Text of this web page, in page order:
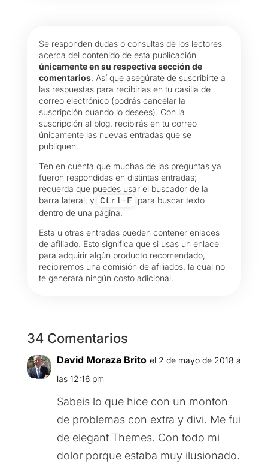
Se responden dudas o consultas de los lectores
acerca del contenido de esta publicación
únicamente en su respectiva sección de
comentarios. Así que asegúrate de suscribirte a
las respuestas para recibirlas en tu casilla de
correo electrónico (podrás cancelar la
suscripción cuando lo desees). Con la
suscripción al blog, recibirás en tu correo
únicamente las nuevas entradas que se
publiquen.
Ten en cuenta que muchas de las preguntas ya
fueron respondidas en distintas entradas;
recuerda que puedes usar el buscador de la
barra lateral, y Ctrl+F
para buscar texto
dentro de una página.
Esta u otras entradas pueden contener enlaces
de afiliado. Esto significa que si usas un enlace
para adquirir algún producto recomendado,
recibiremos una comisión de afiliados, la cual no
te generará ningún costo adicional.
34 Comentarios
David Moraza Brito el 2 de mayo de 2018 a
las 12:16 pm
Sabeis lo que hice con un monton
de problemas con extra y divi. Me fui
de elegant Themes. Con todo mi
dolor porque estaba muy ilusionado.